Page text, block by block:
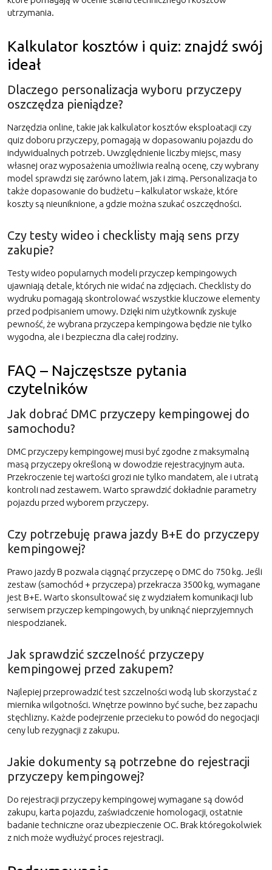
utrzymania.
Kalkulator kosztów i quiz: znajdź swój
ideał
Dlaczego personalizacja wyboru przyczepy
oszczędza pieniądze?
Narzędzia online, takie jak kalkulator kosztów eksploatacji czy
quiz doboru przyczepy, pomagają w dopasowaniu pojazdu do
indywidualnych potrzeb. Uwzględnienie liczby miejsc, masy
własnej oraz wyposażenia umożliwia realną ocenę, czy wybrany
model sprawdzi się zarówno latem, jak i zimą. Personalizacja to
także dopasowanie do budżetu – kalkulator wskaże, które
koszty są nieuniknione, a gdzie można szukać oszczędności.
Czy testy wideo i checklisty mają sens przy
zakupie?
Testy wideo popularnych modeli przyczep kempingowych
ujawniają detale, których nie widać na zdjęciach. Checklisty do
wydruku pomagają skontrolować wszystkie kluczowe elementy
przed podpisaniem umowy. Dzięki nim użytkownik zyskuje
pewność, że wybrana przyczepa kempingowa będzie nie tylko
wygodna, ale i bezpieczna dla całej rodziny.
FAQ – Najczęstsze pytania
czytelników
Jak dobrać DMC przyczepy kempingowej do
samochodu?
DMC przyczepy kempingowej musi być zgodne z maksymalną
masą przyczepy określoną w dowodzie rejestracyjnym auta.
Przekroczenie tej wartości grozi nie tylko mandatem, ale i utratą
kontroli nad zestawem. Warto sprawdzić dokładnie parametry
pojazdu przed wyborem przyczepy.
Czy potrzebuję prawa jazdy B+E do przyczepy
kempingowej?
Prawo jazdy B pozwala ciągnąć przyczepę o DMC do 750 kg. Jeśli
zestaw (samochód + przyczepa) przekracza 3500 kg, wymagane
jest B+E. Warto skonsultować się z wydziałem komunikacji lub
serwisem przyczep kempingowych, by uniknąć nieprzyjemnych
niespodzianek.
Jak sprawdzić szczelność przyczepy
kempingowej przed zakupem?
Najlepiej przeprowadzić test szczelności wodą lub skorzystać z
miernika wilgotności. Wnętrze powinno być suche, bez zapachu
stęchlizny. Każde podejrzenie przecieku to powód do negocjacji
ceny lub rezygnacji z zakupu.
Jakie dokumenty są potrzebne do rejestracji
przyczepy kempingowej?
Do rejestracji przyczepy kempingowej wymagane są dowód
zakupu, karta pojazdu, zaświadczenie homologacji, ostatnie
badanie techniczne oraz ubezpieczenie OC. Brak któregokolwiek
z nich może wydłużyć proces rejestracji.